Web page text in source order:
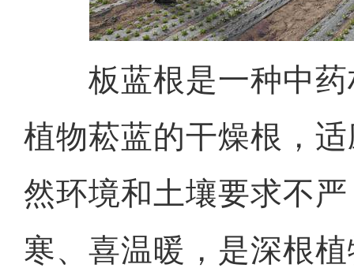
板蓝根是一种中药
植物菘蓝的干燥根，
然环境和土壤要求不
寒、喜温暖，是深根